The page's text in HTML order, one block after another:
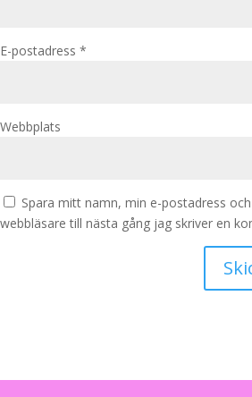
E-postadress *
Webbplats
Spara mitt namn, min e-postadress
webbläsare till nästa gång jag skriver en